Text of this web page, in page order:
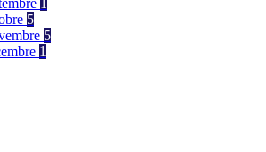
1
5
5
1